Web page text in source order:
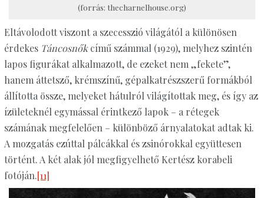
(forrás: thecharnelhouse.org)
Eltávolodott viszont a szecesszió világától a különösen
érdekes Táncosnőkcímű számmal (1929), melyhez szintén
lapos figurákat alkalmazott, de ezeket nem „fekete”,
hanem áttetsző, krémszínű, gépalkatrészszerű formákból
állította össze, melyeket hátulról világítottak meg, és így az
ízületeknél egymással érintkező lapok – a rétegek
számának megfelelően – különböző árnyalatokat adtak ki.
A mozgatás ezúttal pálcákkal és zsinórokkal együttesen
történt. A két alak jól megfigyelhető Kertész korabeli
fotóján.[11]